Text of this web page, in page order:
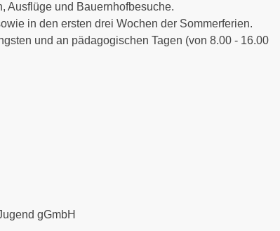
Ausflüge und Bauernhofbesuche.
in den ersten drei Wochen der Sommerferien.
und an pädagogischen Tagen (von 8.00 - 16.00
gGmbH